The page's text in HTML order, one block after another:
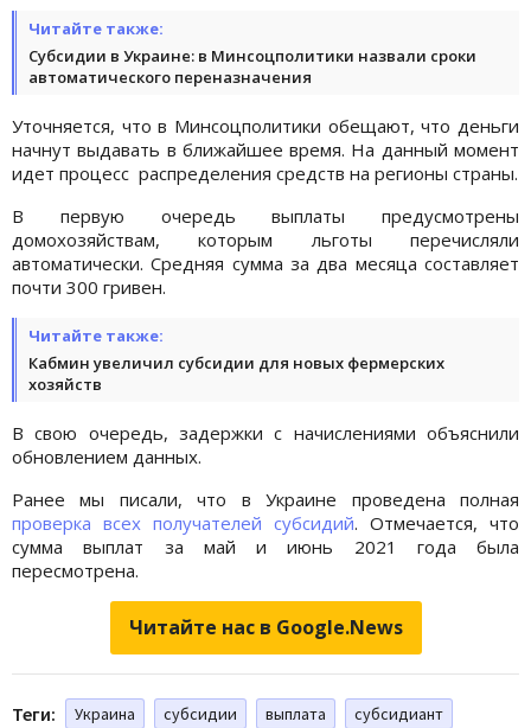
Читайте также:
Субсидии в Украине: в Минсоцполитики назвали сроки
автоматического переназначения
Уточняется, что в Минсоцполитики обещают, что деньги
начнут выдавать в ближайшее время. На данный момент
идет процесс распределения средств на регионы страны.
В первую очередь выплаты предусмотрены
домохозяйствам, которым льготы перечисляли
автоматически. Средняя сумма за два месяца составляет
почти 300 гривен.
Читайте также:
Кабмин увеличил субсидии для новых фермерских
хозяйств
В свою очередь, задержки с начислениями объяснили
обновлением данных.
Ранее мы писали, что в Украине проведена полная
проверка всех получателей субсидий. Отмечается, что
сумма выплат за май и июнь 2021 года была
пересмотрена.
Читайте нас в Google.News
Теги: Украина субсидии выплата субсидиант